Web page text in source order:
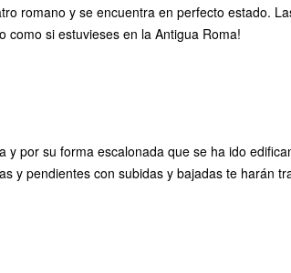
romano y se encuentra en perfecto estado.
como si estuvieses en la Antigua Roma!
por su forma escalonada que se ha ido
y pendientes con subidas y bajadas te harán